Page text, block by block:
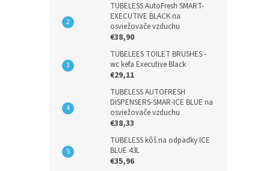
TUBELESS AutoFresh SMART-
EXECUTIVE BLACK na
osviežovače vzduchu
€38,90
TUBELEES TOILET BRUSHES -
wc kefa Executive Black
€29,11
TUBELESS AUTOFRESH
DISPENSERS-SMAR-ICE BLUE na
osviežovače vzduchu
€38,33
TUBELESS kôš na odpadky ICE
BLUE 43L
€35,96